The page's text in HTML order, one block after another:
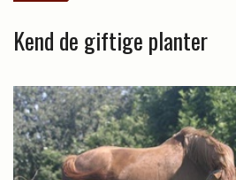
Kend de giftige planter